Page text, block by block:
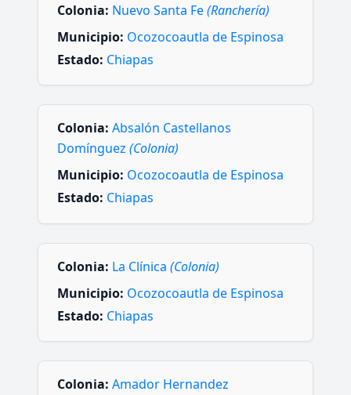
Colonia: Nuevo Santa Fe(Ranchería)
Municipio: Ocozocoautla de Espinosa
Estado: Chiapas
Colonia: Absalón Castellanos
Domínguez (Colonia)
Municipio: Ocozocoautla de Espinosa
Estado: Chiapas
Colonia: La Clínica (Colonia)
Municipio: Ocozocoautla de Espinosa
Estado: Chiapas
Colonia: Amador Hernandez